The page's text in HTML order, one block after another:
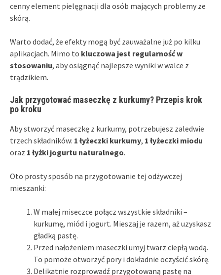
cenny element pielęgnacji dla osób mających problemy ze
skórą.
Warto dodać, że efekty mogą być zauważalne już po kilku
aplikacjach. Mimo to kluczowa jest regularność w
stosowaniu, aby osiągnąć najlepsze wyniki w walce z
trądzikiem.
Jak przygotować maseczkę z kurkumy? Przepis krok
po kroku
Aby stworzyć maseczkę z kurkumy, potrzebujesz zaledwie
trzech składników: 1 łyżeczki kurkumy, 1 łyżeczki miodu
oraz 1 łyżki jogurtu naturalnego.
Oto prosty sposób na przygotowanie tej odżywczej
mieszanki:
W małej miseczce połącz wszystkie składniki –
kurkumę, miód i jogurt. Mieszaj je razem, aż uzyskasz
gładką pastę.
Przed nałożeniem maseczki umyj twarz ciepłą wodą.
To pomoże otworzyć pory i dokładnie oczyścić skórę.
Delikatnie rozprowadź przygotowaną pastę na